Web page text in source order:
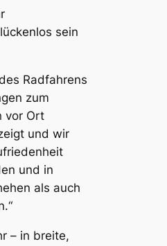
sein
Radfahrens
zum
vor Ort
und wir
und in
als auch
– in breite,